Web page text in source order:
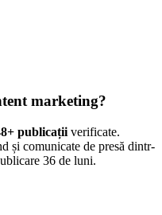
marketing?
+ publicații verificate.
și comunicate de presă dintr-
36 de luni.